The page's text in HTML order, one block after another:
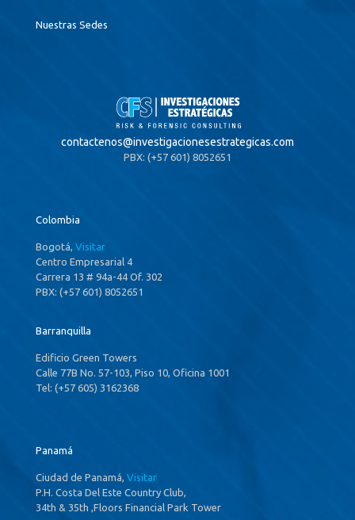
Nuestras Sedes
contactenos@investigacionesestrategicas.com
PBX: (+57 601) 8052651
Colombia
Bogotá, Visitar
Centro Empresarial 4
Carrera 13 # 94a-44 Of. 302
PBX: (+57 601) 8052651
Barranquilla
Edificio Green Towers
Calle 77B No. 57-103, Piso 10, Oficina 1001
Tel: (+57 605) 3162368
Panamá
Ciudad de Panamá, Visitar
P.H. Costa Del Este Country Club,
34th & 35th ,Floors Financial Park Tower